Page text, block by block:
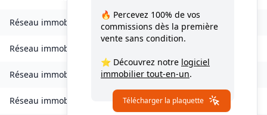
Réseau immobilier Bulson(08450)
Réseau immobilier
Réseau immobilier Chalandry-Elaire(08160)
Réseau immobilier Chardeny(08400)
🔥 Percevez 100% de vos
commissions dès la première
vente sans condition.
⭐ Découvrez notre logiciel
immobilier tout-en-un.
Télécharger la plaquette